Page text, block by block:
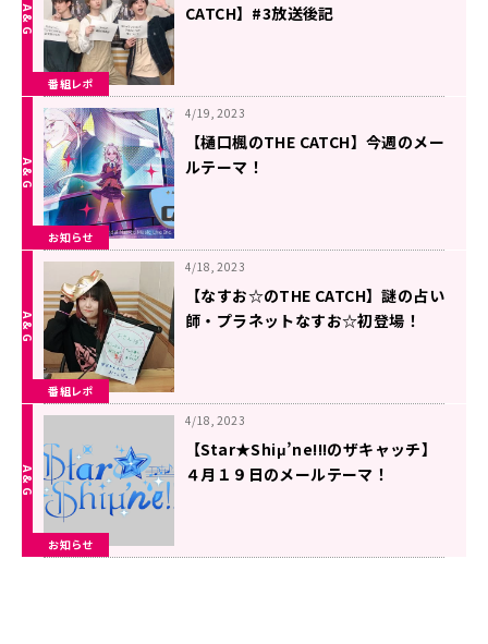
番組レポ
CATCH】#3放送後記
お知らせ
4/19, 2023
【樋口楓のTHE CATCH】今週のメー
ルテーマ！
番組レポ
4/18, 2023
【なすお☆のTHE CATCH】謎の占い
師・プラネットなすお☆初登場！
お知らせ
4/18, 2023
【Star★Shiμ’ne!!!のザキャッチ】
４月１９日のメールテーマ！